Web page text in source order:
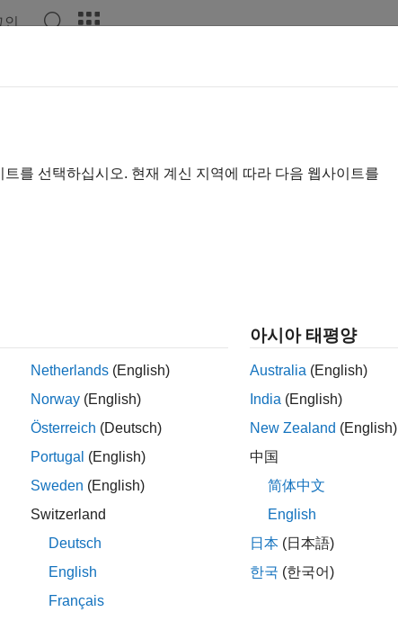
를 선택하십시오. 현재 계신 지역에 따라 다음 웹사이트를
Netherlands (English)
Norway (English)
Österreich (Deutsch)
Portugal (English)
Sweden (English)
Switzerland
Deutsch
English
Français
아시아 태평양
Australia (English)
India (English)
New Zealand (English)
中国
简体中文
English
日本 (日本語)
한국 (한국어)